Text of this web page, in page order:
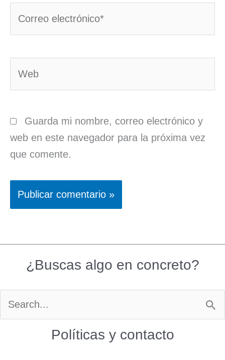
Guarda mi nombre, correo electrónico y
web en este navegador para la próxima vez
que comente.
¿Buscas algo en concreto?
Buscar
Políticas y contacto